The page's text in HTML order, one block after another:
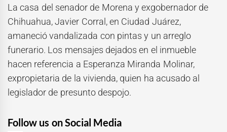
La casa del senador de Morena y exgobernador de
Chihuahua, Javier Corral, en Ciudad Juárez,
amaneció vandalizada con pintas y un arreglo
funerario. Los mensajes dejados en el inmueble
hacen referencia a Esperanza Miranda Molinar,
expropietaria de la vivienda, quien ha acusado al
legislador de presunto despojo.
Follow us on Social Media